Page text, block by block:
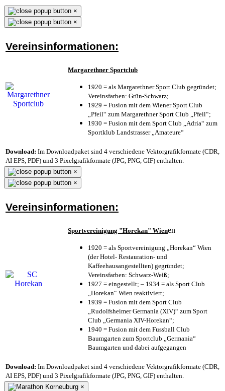
×
×
Vereinsinformationen:
Margarethner Sportclub
1920 = als Margarethner Sport Club gegründet;
Vereinsfarben: Grün-Schwarz;
1929 = Fusion mit dem Wiener Sport Club
„Pfeil“ zum Margarethner Sport Club „Pfeil“;
1930 = Fusion mit dem Sport Club „Adria“ zum
Sportklub Landstrasser „Amateure“
Download: Im Downloadpaket sind 4 verschiedene Vektorgrafikformate (CDR,
AI EPS, PDF) und 3 Pixelgrafikformate (JPG, PNG, GIF) enthalten.
×
×
Vereinsinformationen:
Sportvereinigung "Horekan" Wienen
1920 = als Sportvereinigung „Horekan“ Wien
(der Hotel- Restauration- und
Kaffeehausangestellten) gegründet;
Vereinsfarben: Schwarz-Weiß;
1927 = eingestellt; – 1934 = als Sport Club
„Horekan“ Wien reaktiviert;
1939 = Fusion mit dem Sport Club
„Rudolfsheimer Germania (XIV)“ zum Sport
Club „Germania XIV-Horekan“;
1940 = Fusion mit dem Fussball Club
Baumgarten zum Sportclub „Germania“
Baumgarten und dabei aufgegangen
Download: Im Downloadpaket sind 4 verschiedene Vektorgrafikformate (CDR,
AI EPS, PDF) und 3 Pixelgrafikformate (JPG, PNG, GIF) enthalten.
×